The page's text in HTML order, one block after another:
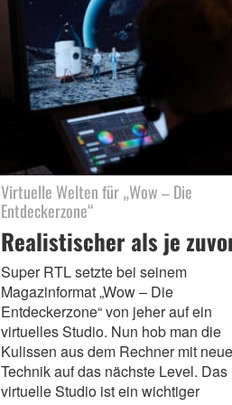
Virtuelle Welten für „Wow – Die
Entdeckerzone“
Realistischer als je
Super RTL setzte bei seinem
Magazinformat „Wow – Die
Entdeckerzone“ von jeher auf ein
virtuelles Studio. Nun hob man die
Kulissen aus dem Rechner mit
Technik auf das nächste Level. Das
virtuelle Studio ist ein wichtiger